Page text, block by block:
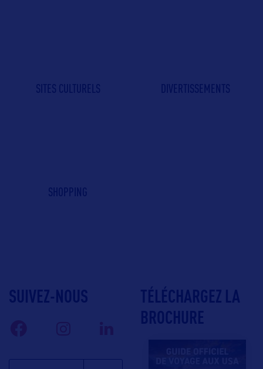
SITES CULTURELS DIVERTISSEMENTS
SHOPPING
SUIVEZ-NOUS
TÉLÉCHARGEZ LA
BROCHURE